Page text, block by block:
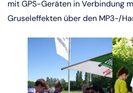
mit GPS-Geräten in Verbindung
Gruseleffekten über den MP3-/